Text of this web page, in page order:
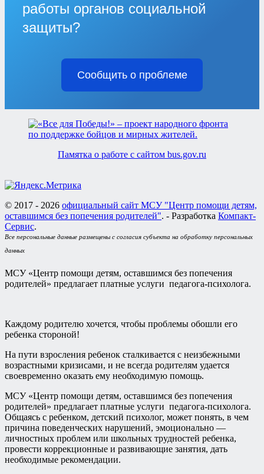
работы органов социальной
защиты?
Сообщить о проблеме
Памятка о работе с сайтом bus.gov.ru
© 2017 - 2026 официальный сайт МСУ "Центр помощи детям,
оставшимся без попечения родителей". - Разработка Компакт-
Сервис.
Все персональные данные размещены с согласия субъекта на обработку персональных
данных
МСУ «Центр помощи детям, оставшимся без попечения
родителей» предлагает платные услуги педагога-психолога.
Каждому родителю хочется, чтобы проблемы обошли его
ребенка стороной!
На пути взросления ребенок сталкивается с неизбежными
возрастными кризисами, и не всегда родителям удается
своевременно оказать ему необходимую помощь.
МСУ «Центр помощи детям, оставшимся без попечения
родителей» предлагает платные услуги педагога-психолога.
Общаясь с ребенком, детский психолог, может понять, в чем
причина поведенческих нарушений, эмоционально —
личностных проблем или школьных трудностей ребенка,
провести коррекционные и развивающие занятия, дать
необходимые рекомендации.